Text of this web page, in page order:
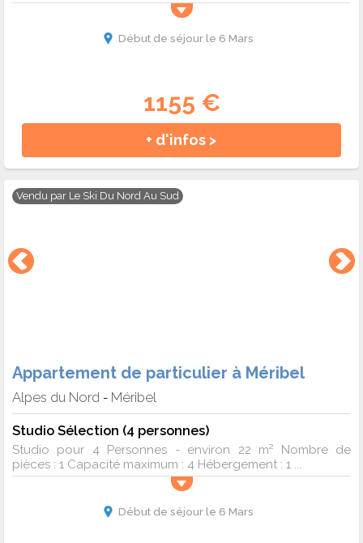
Début de séjour le 6 Mars
1155 €
+ d'infos >
Vendu par Le Ski Du Nord Au Sud
Appartement de particulier à Méribel
Alpes du Nord - Méribel
Studio Sélection (4 personnes)
Studio pour 4 Personnes - environ 22 m² Nombre de
pièces : 1 Capacité maximum : 4 Hébergement : 1 ...
Début de séjour le 6 Mars